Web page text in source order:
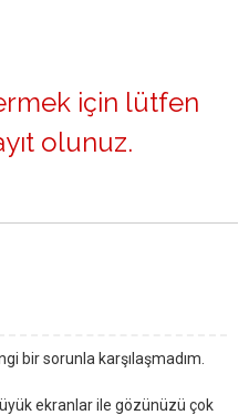
için lütfen
olunuz.
bir sorunla karşılaşmadım.
ekranlar ile gözünüzü çok